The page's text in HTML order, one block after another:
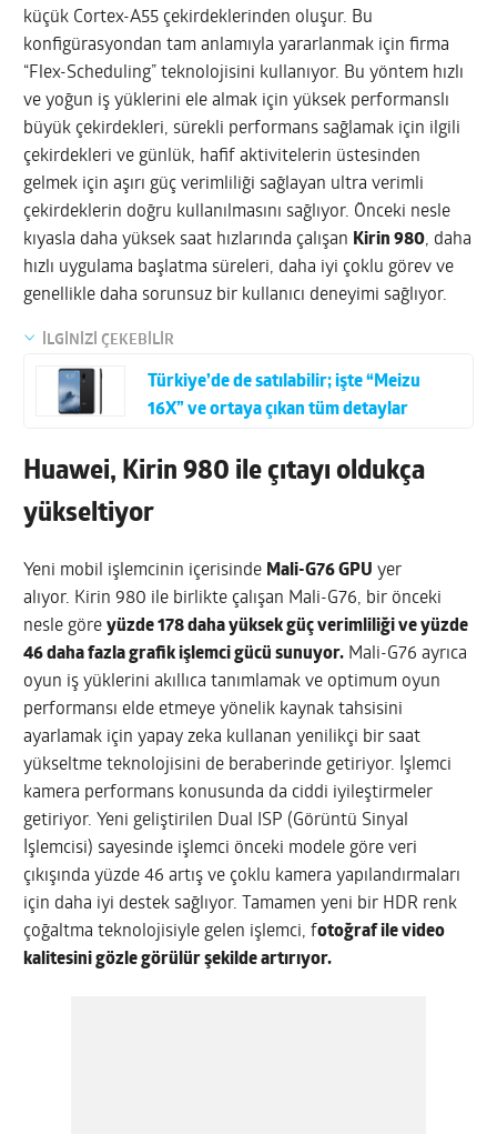
küçük Cortex-A55 çekirdeklerinden oluşur. Bu
konfigürasyondan tam anlamıyla yararlanmak için firma
“Flex-Scheduling” teknolojisini kullanıyor. Bu yöntem hızlı
ve yoğun iş yüklerini ele almak için yüksek performanslı
büyük çekirdekleri, sürekli performans sağlamak için ilgili
çekirdekleri ve günlük, hafif aktivitelerin üstesinden
gelmek için aşırı güç verimliliği sağlayan ultra verimli
çekirdeklerin doğru kullanılmasını sağlıyor. Önceki nesle
kıyasla daha yüksek saat hızlarında çalışan Kirin 980, daha
hızlı uygulama başlatma süreleri, daha iyi çoklu görev ve
genellikle daha sorunsuz bir kullanıcı deneyimi sağlıyor.
İLGİNİZİ ÇEKEBİLİR
Türkiye’de de satılabilir; işte “Meizu
16X” ve ortaya çıkan tüm detaylar
Huawei, Kirin 980 ile çıtayı oldukça
yükseltiyor
Yeni mobil işlemcinin içerisinde Mali-G76 GPU yer
alıyor. Kirin 980 ile birlikte çalışan Mali-G76, bir önceki
nesle göreyüzde 178 daha yüksek güç verimliliği ve yüzde
46 daha fazla grafik işlemci gücü sunuyor. Mali-G76 ayrıca
oyun iş yüklerini akıllıca tanımlamak ve optimum oyun
performansı elde etmeye yönelik kaynak tahsisini
ayarlamak için yapay zeka kullanan yenilikçi bir saat
yükseltme teknolojisini de beraberinde getiriyor. İşlemci
kamera performans konusunda da ciddi iyileştirmeler
getiriyor. Yeni geliştirilen Dual ISP (Görüntü Sinyal
İşlemcisi) sayesinde işlemci önceki modele göre veri
çıkışında yüzde 46 artış ve çoklu kamera yapılandırmaları
için daha iyi destek sağlıyor. Tamamen yeni bir HDR renk
çoğaltma teknolojisiyle gelen işlemci, fotoğraf ile video
kalitesini gözle görülür şekilde artırıyor.